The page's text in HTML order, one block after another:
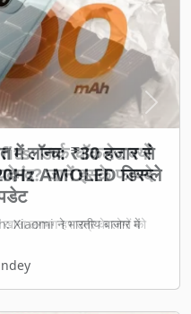
डार्क चॉकलेट क्यों
जानें इसके फायदे
लगभग हर उम्र के लोगों को
Next